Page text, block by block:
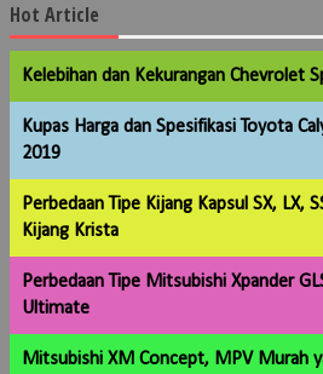
Hot Article
Kelebihan dan Kekurangan Chevrolet
Kupas Harga dan Spesifikasi Toyota
2019
Perbedaan Tipe Kijang Kapsul SX, LX,
Kijang Krista
Perbedaan Tipe Mitsubishi Xpander
Ultimate
Mitsubishi XM Concept, MPV Murah